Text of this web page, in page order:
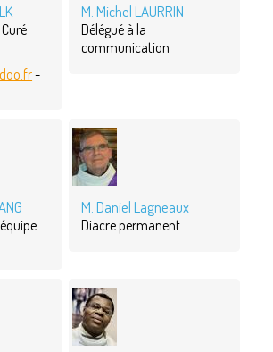
-
M. Michel LAURRIN
Délégué à la
communication
M. Daniel Lagneaux
Diacre permanent